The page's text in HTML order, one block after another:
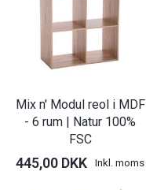
Mix n' Modul reol i MDF
- 6 rum | Natur 100%
FSC
445,00 DKK Inkl. moms